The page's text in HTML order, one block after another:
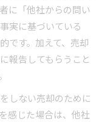
に「他社からの問い
実に基づいている
です。加えて、売却
報告してもらうこと
しない売却のために
感じた場合は、他社